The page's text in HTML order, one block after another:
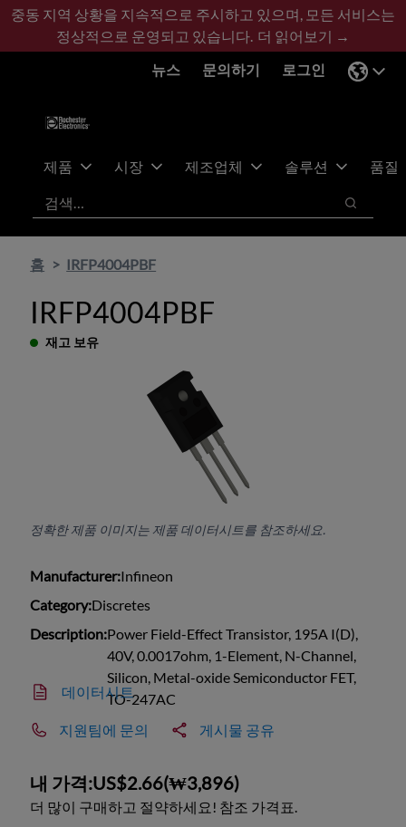
기
콘
바
글
중동 지역 상황을 지속적으로 주시하고 있으며, 모든 서비스는
정상적으로 운영되고 있습니다. 더 읽어보기 →
뉴스
문의하기 로그인
제품 시장 제조업체 솔루션
품질
검색
검색
홈 IRFP4004PBF
IRFP4004PBF
재고 보유
정확한 제품 이미지는 제품 데이터시트를 참조하세요.
Manufacturer:Infineon
Category:Discretes
Description:Power Field-Effect Transistor, 195A I(D),
40V, 0.0017ohm, 1-Element, N-Channel,
Silicon, Metal-oxide Semiconductor FET,
TO-247AC
데이터시트
지원팀에 문의 게시물 공유
내 가격:US$2.66(₩3,896)
더 많이 구매하고 절약하세요! 참조 가격표.